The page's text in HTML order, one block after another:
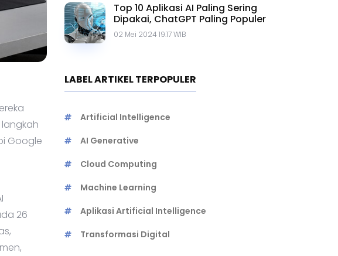
Google
26
Top 10 Aplikasi AI Paling Sering
Dipakai, ChatGPT Paling Populer
02 Mei 2024 19.17 WIB
LABEL ARTIKEL TERPOPULER
Artificial Intelligence
AI Generative
Cloud Computing
Machine Learning
Aplikasi Artificial Intelligence
Transformasi Digital